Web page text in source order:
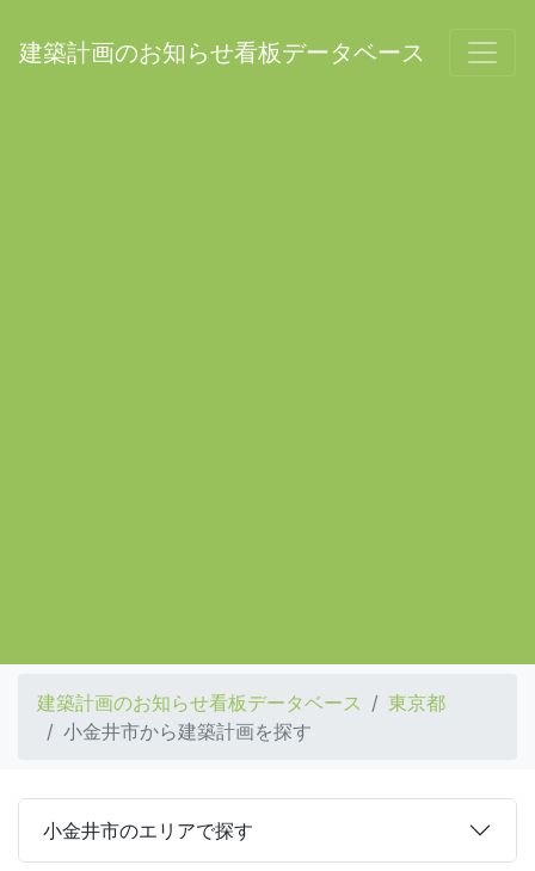
建築計画のお知らせ看板データベース
建築計画のお知らせ看板データベース
東京都
小金井市から建築計画を探す
小金井市のエリアで探す